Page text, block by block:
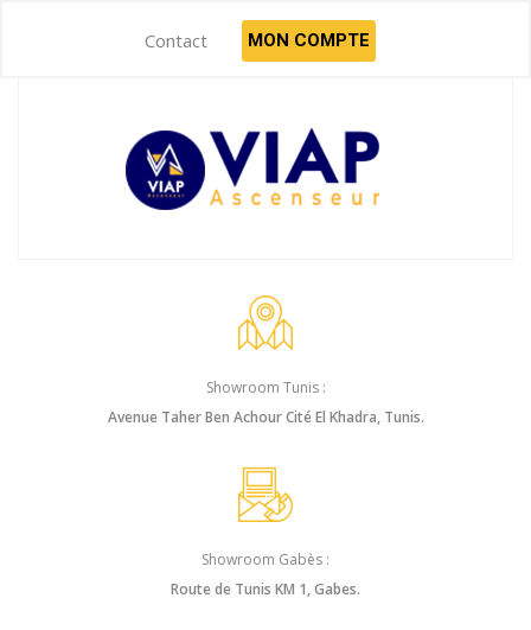
Contact MON COMPTE
Showroom Tunis :
Avenue Taher Ben Achour Cité El Khadra, Tunis.
Showroom Gabès :
Route de Tunis KM 1, Gabes.